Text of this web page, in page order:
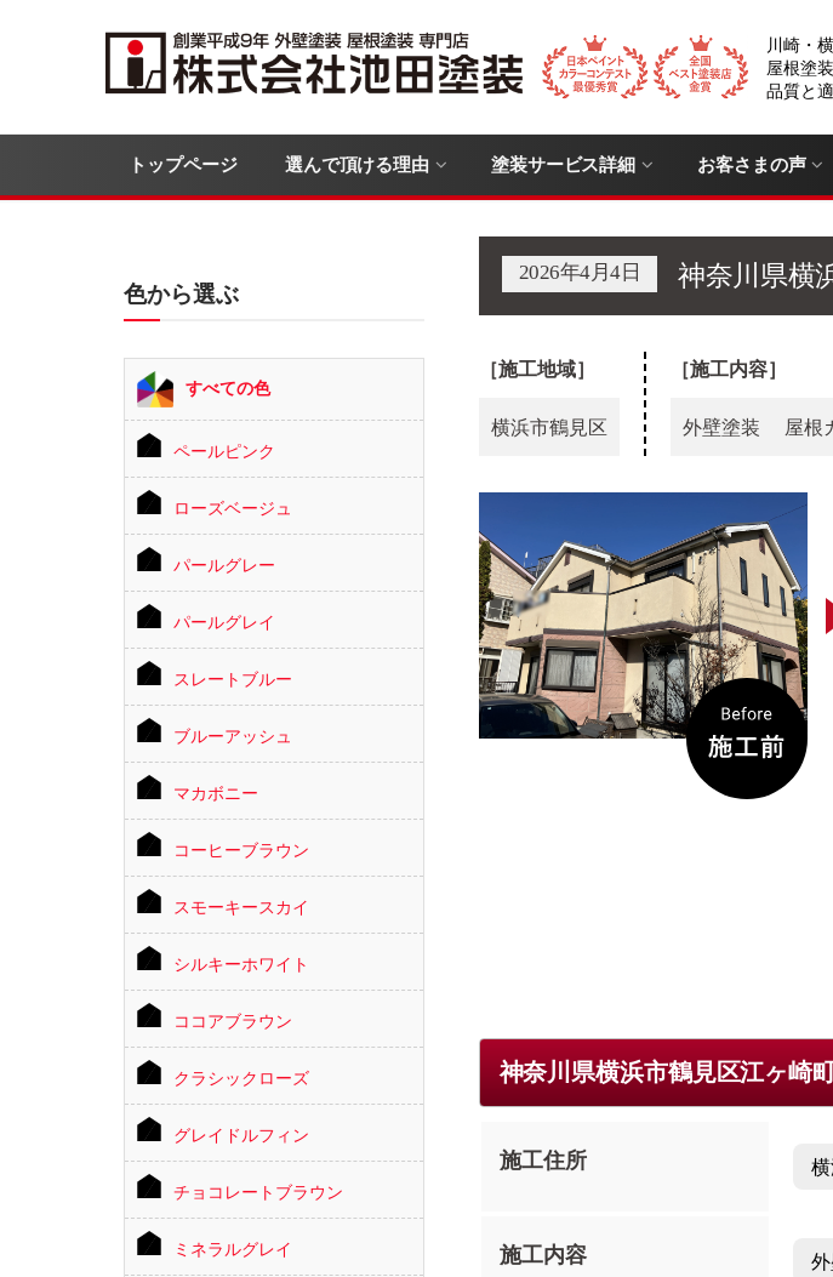
川崎・
屋根塗
品質と
トップページ 選んで頂ける理由 塗装サービス詳細 お客さまの声
2026年4月4日 神奈川県横
［施工地域］
横浜市鶴見区
［施工内容］
外壁塗装 屋根
神奈川県横浜市鶴見区江ヶ崎
施工住所
施工内容
色から選ぶ
すべての色
ペールピンク
ローズベージュ
パールグレー
パールグレイ
スレートブルー
ブルーアッシュ
マカボニー
コーヒーブラウン
スモーキースカイ
シルキーホワイト
ココアブラウン
クラシックローズ
グレイドルフィン
チョコレートブラウン
ミネラルグレイ